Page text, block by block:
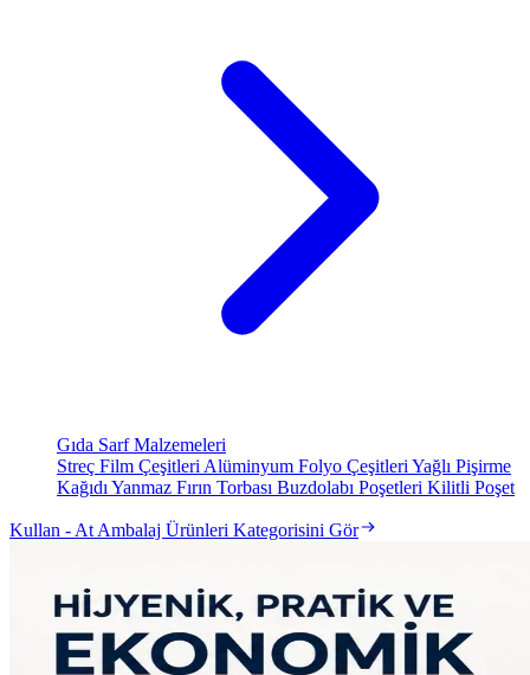
Gıda Sarf Malzemeleri
Streç Film Çeşitleri Alüminyum Folyo Çeşitleri Yağlı Pişirme
Kağıdı Yanmaz Fırın Torbası Buzdolabı Poşetleri Kilitli Poşet
Kullan - At Ambalaj Ürünleri Kategorisini Gör